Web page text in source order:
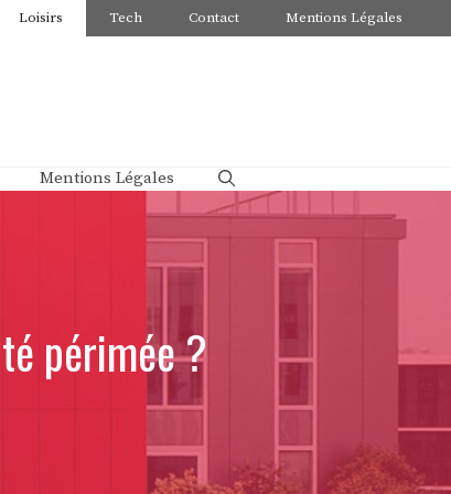
Loisirs Tech Contact Mentions Légales
Mentions Légales
périmée ?